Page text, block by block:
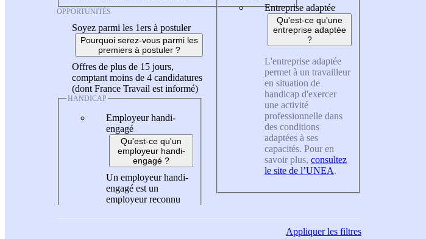
OPPORTUNITÉS
Soyez parmi les 1ers à postuler
Pourquoi serez-vous parmi les
premiers à postuler ?
Offres de plus de 15 jours,
comptant moins de 4 candidatures
(dont France Travail est informé)
HANDICAP
Employeur handi-
engagé
Qu'est-ce qu'un
employeur handi-
engagé ?
Un employeur handi-
engagé est un
employeur reconnu
Entreprise adaptée
Qu'est-ce qu'une
entreprise adaptée
?
L'entreprise adaptée
permet à un travailleur
en situation de
handicap d'exercer
une activité
professionnelle dans
des conditions
adaptées à ses
capacités. Pour en
savoir plus, consultez
le site de l’UNEA.
Appliquerles filtres